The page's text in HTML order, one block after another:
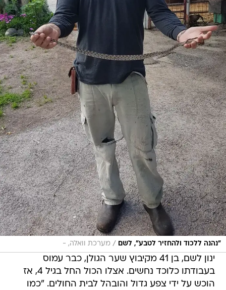
"נהנה ללכוד ולהחזיר לטבע", לשם / מערכת וואלה, -
ינון לשם, בן 41 מקיבוץ שער הגולן, כבר עמוס
בעבודתו כלוכד נחשים. אצלו הכול החל בגיל 4, אז
הוכש על ידי צפע גדול והובהל לבית החולים. "כמו